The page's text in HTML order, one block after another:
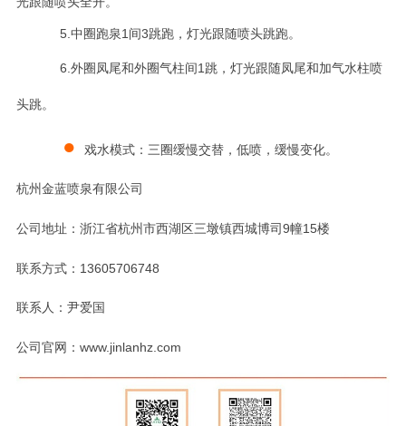
5.中圈跑泉1间3跳跑，灯光跟随喷头跳跑。
6.外圈凤尾和外圈气柱间1跳，灯光跟随凤尾和加气水柱喷
头跳。
● 戏水模式：三圈缓慢交替，低喷，缓慢变化。
杭州金蓝喷泉有限公司
公司地址：浙江省杭州市西湖区三墩镇西城博司9幢15楼
联系方式：13605706748
联系人：尹爱国
公司官网：www.jinlanhz.com